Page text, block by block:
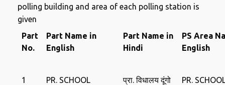
polling building and area of ​​each polling station is
given
Part
No.
Part Name in
English
Part Name in
Hindi
PS Area
English
1
PR. SCHOOL
प्रा. विधालय दूंगो
PR.